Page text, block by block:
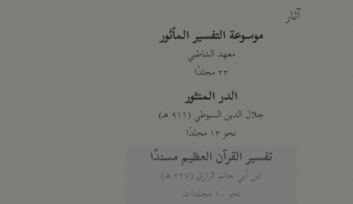
آثار
موسوعة التفسير المأثور
معهد الشاطبي
٢٣ مجلدًا
الدر المنثور
جلال الدين السيوطي (٩١١ هـ)
نحو ١٣ مجلدًا
تفسير القرآن العظيم مسندًا
ابن أبي حاتم الرازي (٣٢٧ هـ)
نحو ١٠ مجلدات